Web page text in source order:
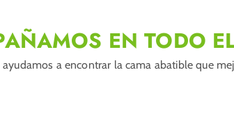
EN TODO
a encontrar la cama abatible que